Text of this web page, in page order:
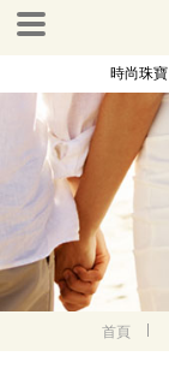
時尚珠寶
首頁